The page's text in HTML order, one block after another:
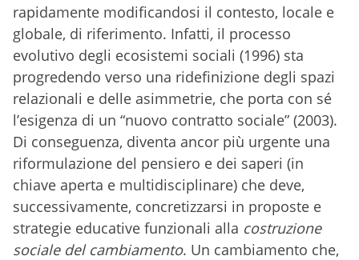
rapidamente modificandosi il contesto, locale e
globale, di riferimento. Infatti, il processo
evolutivo degli ecosistemi sociali (1996) sta
progredendo verso una ridefinizione degli spazi
relazionali e delle asimmetrie, che porta con sé
l’esigenza di un “nuovo contratto sociale” (2003).
Di conseguenza, diventa ancor più urgente una
riformulazione del pensiero e dei saperi (in
chiave aperta e multidisciplinare) che deve,
successivamente, concretizzarsi in proposte e
strategie educative funzionali alla costruzione
sociale del cambiamento. Un cambiamento che,